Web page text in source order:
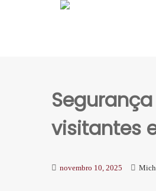
visitantes
novembro 10, 2025